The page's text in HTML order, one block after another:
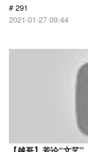
# 291
2021-01-27 09:44